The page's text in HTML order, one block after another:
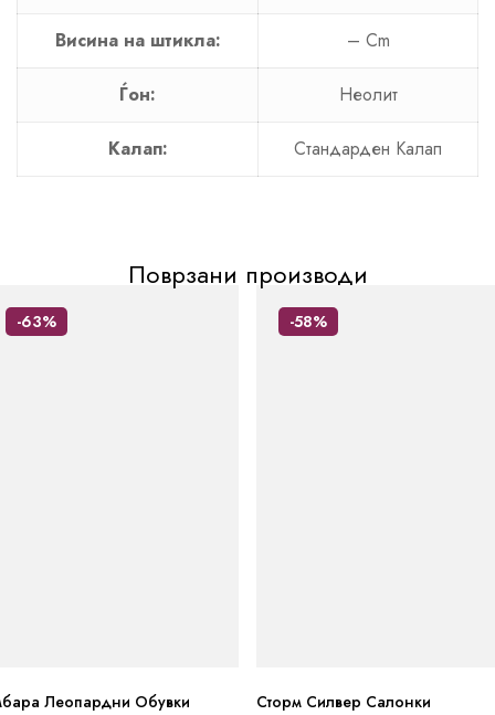
Висина на штикла: – Cm
Ѓон: Неолит
Калап: Стандарден Калап
Поврзани производи
-63%
Леопардни Обувки
-58%
Сторм Силвер Салонки